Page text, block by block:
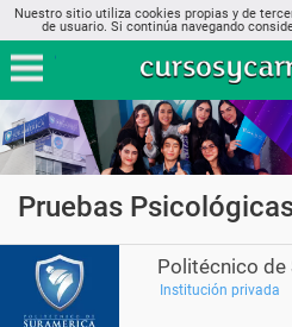
Nuestro sitio utiliza cookies propias y de
de usuario. Si continúa navegando
Pruebas
Politécnico de
Institución privada